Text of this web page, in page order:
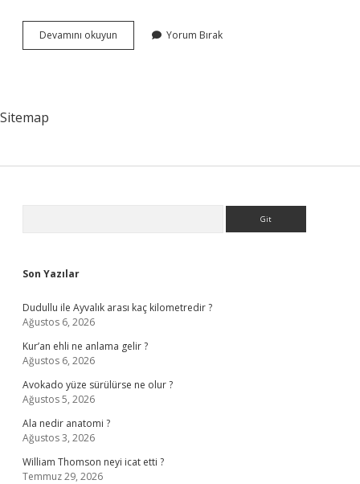
Devamını okuyun
Boynuzlu
Yorum Bırak
Sitemap
Son Yazılar
Dudullu ile Ayvalık arası kaç kilometredir ?
Ağustos 6, 2026
Kur’an ehli ne anlama gelir ?
Ağustos 6, 2026
Avokado yüze sürülürse ne olur ?
Ağustos 5, 2026
Ala nedir anatomi ?
Ağustos 3, 2026
William Thomson neyi icat etti ?
Temmuz 29, 2026